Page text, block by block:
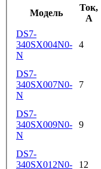
Модель
Ток,
А
DS7-
340SX004N0-
N
4
DS7-
340SX007N0-
N
7
DS7-
340SX009N0-
N
9
DS7-
340SX012N0-
12